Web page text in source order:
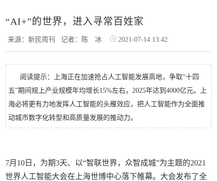
“AI+”的世界，进入寻常百姓家
来源：新民周刊记者：陈 冰 2021-07-14 13:42
阅读提示：上海正在加速抢占人工智能发展高地，争取“十四
五”期间规上产业规模年均增长15%左右，2025年达到4000亿元。上
海必将更有力地发挥人工智能的头雁效应，把人工智能作为全面推
动城市数字化转型和高质量发展的推动力。
7月10日，为期3天、以“智联世界，众智成城”为主题的2021
世界人工智能大会在上海世博中心落下帷幕。大会发布了全